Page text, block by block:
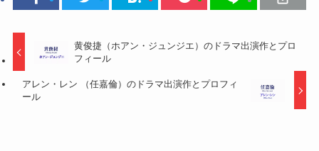
黄俊捷（ホアン・ジュンジエ）のドラマ出演作とプロ
フィール
アレン・レン （任嘉倫）のドラマ出演作とプロフィ
ール